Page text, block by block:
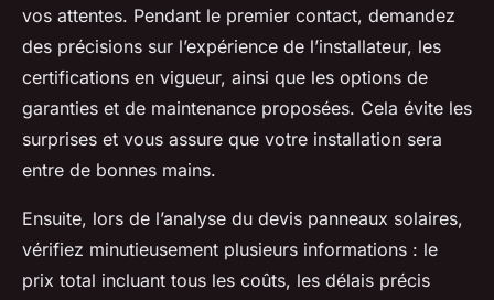
vos attentes. Pendant le premier contact, demandez
des précisions sur l’expérience de l’installateur, les
certifications en vigueur, ainsi que les options de
garanties et de maintenance proposées. Cela évite les
surprises et vous assure que votre installation sera
entre de bonnes mains.
Ensuite, lors de l’analyse du devis panneaux solaires,
vérifiez minutieusement plusieurs informations : le
prix total incluant tous les coûts, les délais précis